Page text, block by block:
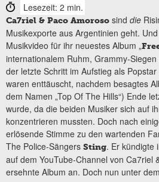
Lesezeit: 2 min.
Ca7riel & Paco Amoroso sind die
Musikexporte aus Argentinien geht.
Musikvideo für ihr neuestes Album „
internationalem Ruhm, Grammy-
der letzte Schritt im Aufstieg als
waren enttäuscht, nachdem besagtes
dem Namen „Top Of The Hills“) Ende
wurde, da die beiden Musiker sich auf
konzentrieren mussten. Doch nach
erlösende Stimme zu den wartenden
The Police-Sängers Sting. Er kündigte
auf dem YouTube-Channel von Ca7riel
ersehnte Album an. Doch nun unter